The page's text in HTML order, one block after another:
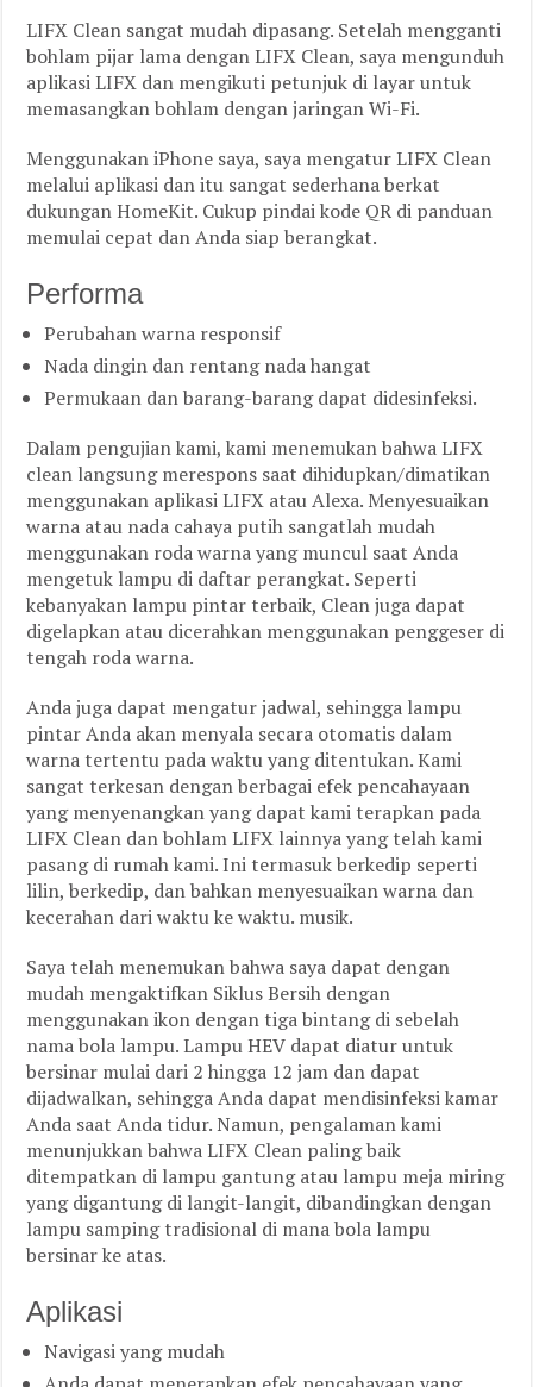
LIFX Clean sangat mudah dipasang. Setelah mengganti
bohlam pijar lama dengan LIFX Clean, saya mengunduh
aplikasi LIFX dan mengikuti petunjuk di layar untuk
memasangkan bohlam dengan jaringan Wi-Fi.
Menggunakan iPhone saya, saya mengatur LIFX Clean
melalui aplikasi dan itu sangat sederhana berkat
dukungan HomeKit. Cukup pindai kode QR di panduan
memulai cepat dan Anda siap berangkat.
Performa
Perubahan warna responsif
Nada dingin dan rentang nada hangat
Permukaan dan barang-barang dapat didesinfeksi.
Dalam pengujian kami, kami menemukan bahwa LIFX
clean langsung merespons saat dihidupkan/dimatikan
menggunakan aplikasi LIFX atau Alexa. Menyesuaikan
warna atau nada cahaya putih sangatlah mudah
menggunakan roda warna yang muncul saat Anda
mengetuk lampu di daftar perangkat. Seperti
kebanyakan lampu pintar terbaik, Clean juga dapat
digelapkan atau dicerahkan menggunakan penggeser di
tengah roda warna.
Anda juga dapat mengatur jadwal, sehingga lampu
pintar Anda akan menyala secara otomatis dalam
warna tertentu pada waktu yang ditentukan. Kami
sangat terkesan dengan berbagai efek pencahayaan
yang menyenangkan yang dapat kami terapkan pada
LIFX Clean dan bohlam LIFX lainnya yang telah kami
pasang di rumah kami. Ini termasuk berkedip seperti
lilin, berkedip, dan bahkan menyesuaikan warna dan
kecerahan dari waktu ke waktu. musik.
Saya telah menemukan bahwa saya dapat dengan
mudah mengaktifkan Siklus Bersih dengan
menggunakan ikon dengan tiga bintang di sebelah
nama bola lampu. Lampu HEV dapat diatur untuk
bersinar mulai dari 2 hingga 12 jam dan dapat
dijadwalkan, sehingga Anda dapat mendisinfeksi kamar
Anda saat Anda tidur. Namun, pengalaman kami
menunjukkan bahwa LIFX Clean paling baik
ditempatkan di lampu gantung atau lampu meja miring
yang digantung di langit-langit, dibandingkan dengan
lampu samping tradisional di mana bola lampu
bersinar ke atas.
Aplikasi
Navigasi yang mudah